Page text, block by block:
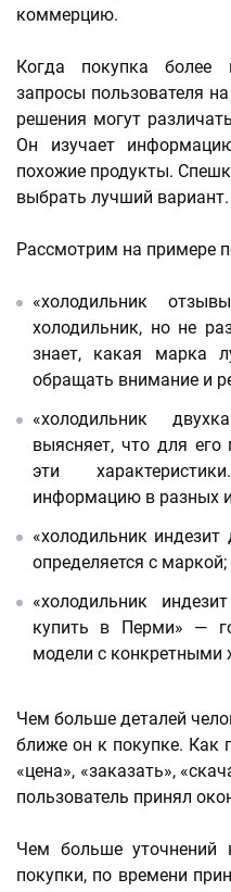
коммерцию.
Когда покупка более
запросы пользователя
решения могут
Он изучает
похожие продукты.
выбрать лучший вариант.
Рассмотрим на примере
«холодильник
холодильник, но не
знает, какая марка
обращать внимание и
«холодильник
выясняет, что для
эти
информацию в разных
«холодильник
определяется с маркой;
«холодильник
купить в Перми» —
модели с конкретными
Чем больше деталей
ближе он к покупке. Как
«цена», «заказать»,
пользователь принял
Чем больше уточнений
покупки, по времени